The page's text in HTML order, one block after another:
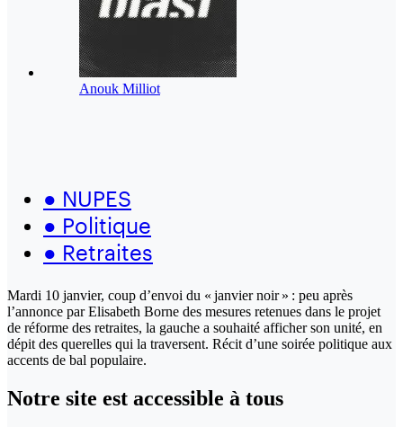
Anouk Milliot
● NUPES
● Politique
● Retraites
Mardi 10 janvier, coup d’envoi du « janvier noir » : peu après
l’annonce par Elisabeth Borne des mesures retenues dans le projet
de réforme des retraites, la gauche a souhaité afficher son unité, en
dépit des querelles qui la traversent. Récit d’une soirée politique aux
accents de bal populaire.
Notre site est accessible à tous